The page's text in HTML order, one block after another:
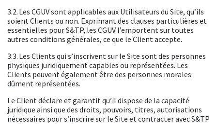
3.2. Les CGUV sont applicables aux Utilisateurs du Site, qu’ils
soient Clients ou non. Exprimant des clauses particulières et
essentielles pour S&TP, les CGUV l’emportent sur toutes
autres conditions générales, ce que le Client accepte.
3.3. Les Clients qui s’inscrivent sur le Site sont des personnes
physiques juridiquement capables ou représentées. Les
Clients peuvent également être des personnes morales
dûment représentées.
Le Client déclare et garantit qu’il dispose de la capacité
juridique ainsi que des droits, pouvoirs, titres, autorisations
nécessaires pour s’inscrire sur le Site et contracter avec S&TP